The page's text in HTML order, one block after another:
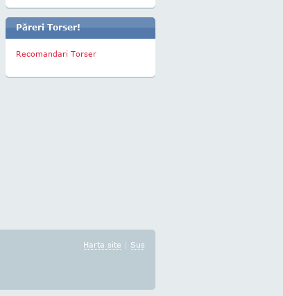
Păreri Torser!
Recomandari Torser
Harta site | Sus